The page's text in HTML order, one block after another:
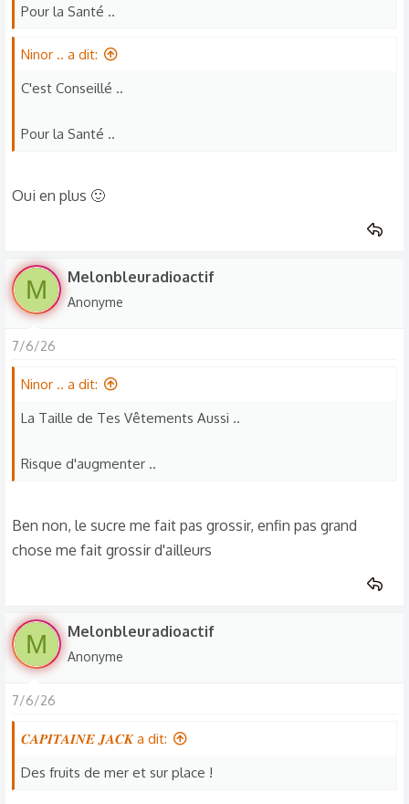
Pour la Santé ..
Ninor .. a dit:
C'est Conseillé ..
Pour la Santé ..
Oui en plus 🙂
M Melonbleuradioactif
Anonyme
7/6/26
Ninor .. a dit:
La Taille de Tes Vêtements Aussi ..
Risque d'augmenter ..
Ben non, le sucre me fait pas grossir, enfin pas grand
chose me fait grossir d'ailleurs
M Melonbleuradioactif
Anonyme
7/6/26
𝑪𝑨𝑷𝑰𝑻𝑨𝑰𝑵𝑬 𝑱𝑨𝑪𝑲 a dit:
Des fruits de mer et sur place !